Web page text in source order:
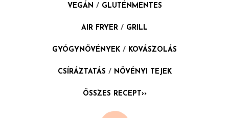
VEGÁN / GLUTÉNMENTES
AIR FRYER / GRILL
GYÓGYNÖVÉNYEK / KOVÁSZOLÁS
CSÍRÁZTATÁS / NÖVÉNYI TEJEK
ÖSSZES RECEPT››